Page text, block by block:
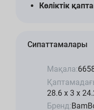
Көліктік
Сипаттамалары
Мақала:
28.6 x 3 x
Бренд: